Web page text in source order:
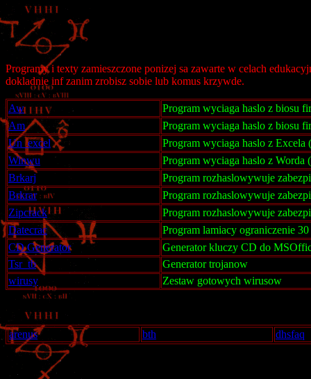
Programy i texty zamieszczone ponizej sa zawarte w celach
dokladnie inf zanim zrobisz sobie lub komus krzywde.
Aw
Program wyciaga haslo z biosu
Am
Program wyciaga haslo z biosu
Un_excel
Program wyciaga haslo z Excela
Winwu
Program wyciaga haslo z Worda
Brkarj
Program rozhaslowywuje
Brkrar
Program rozhaslowywuje
Zipcrack
Program rozhaslowywuje
Datecrac
Program lamiacy ograniczenie
CD Generator
Generator kluczy CD do
Tsr_tb
Generator trojanow
wirusy
Zestaw gotowych wirusow
arenus bth dhsfaq